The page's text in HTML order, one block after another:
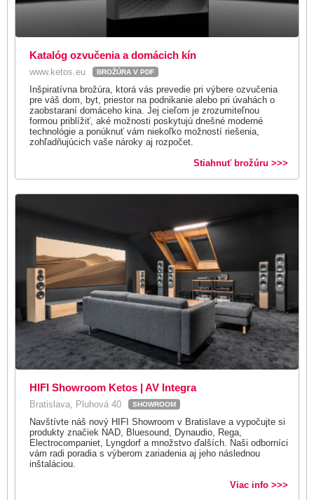
Katalóg ozvučenia a domácich kín
www.ketos.eu BROŽÚRA V PDF
Inšpiratívna brožúra, ktorá vás prevedie pri výbere ozvučenia
pre váš dom, byt, priestor na podnikanie alebo pri úvahách o
zaobstaraní domáceho kina. Jej cieľom je zrozumiteľnou
formou priblížiť, aké možnosti poskytujú dnešné moderné
technológie a ponúknuť vám niekoľko možností riešenia,
zohľadňujúcich vaše nároky aj rozpočet.
Stiahnuť brožúru >>>
HIFI Showroom Ketos | AV Integra
Bratislava, Pluhová 40 SHOWROOM
Navštívte náš nový HIFI Showroom v Bratislave a vypočujte si
produkty značiek NAD, Bluesound, Dynaudio, Rega,
Electrocompaniet, Lyngdorf a množstvo ďalších. Naši odborníci
vám radi poradia s výberom zariadenia aj jeho následnou
inštaláciou.
Viac info >>>